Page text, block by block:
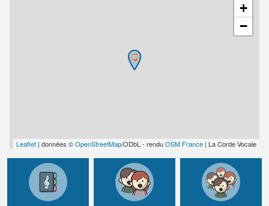
+
−
Leaflet | données ©OpenStreetMap/ODbL - renduOSM France | La Corde Vocale